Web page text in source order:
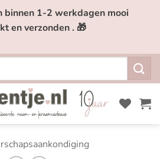
1-2 werkdagen mooi
en verzonden . 🎁